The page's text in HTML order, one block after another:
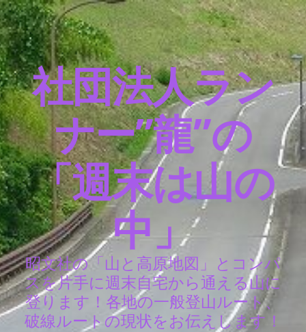
社団法人ラン
ナー”龍”の
「週末は山の
中」
昭文社の「山と高原地図」とコンパ
スを片手に週末自宅から通える山に
登ります！各地の一般登山ルート、
破線ルートの現状をお伝えします！